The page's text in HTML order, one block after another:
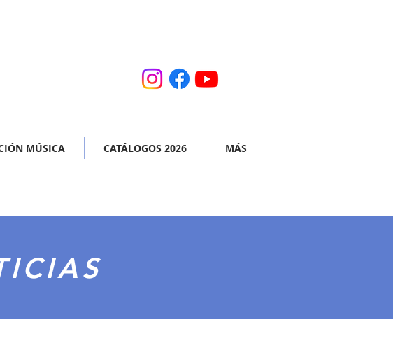
MÚSICA CATÁLOGOS 2026 MÁS